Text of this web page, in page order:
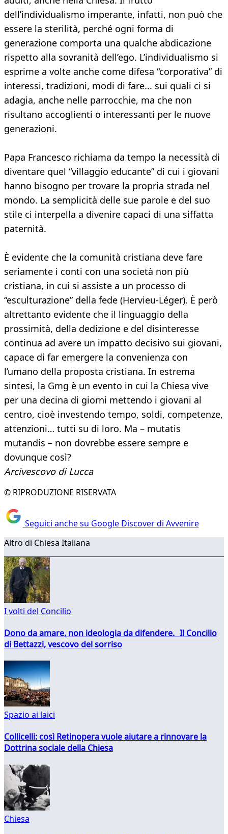
dell’individualismo imperante, infatti, non può che
essere la sterilità, perché ogni forma di
generazione comporta una qualche abdicazione
rispetto alla sovranità dell’ego. L’individualismo si
esprime a volte anche come difesa “corporativa” di
interessi, tradizioni, modi di fare... sui quali ci si
adagia, anche nelle parrocchie, ma che non
risultano accoglienti o interessanti per le nuove
generazioni.
Papa Francesco richiama da tempo la necessità di
diventare quel “villaggio educante” di cui i giovani
hanno bisogno per trovare la propria strada nel
mondo. La semplicità delle sue parole e del suo
stile ci interpella a divenire capaci di una siffatta
paternità.
È evidente che la comunità cristiana deve fare
seriamente i conti con una società non più
cristiana, in cui si assiste a un processo di
“esculturazione” della fede (Hervieu-Léger). È però
altrettanto evidente che il linguaggio della
prossimità, della dedizione e del disinteresse
continua ad avere un impatto decisivo sui giovani,
capace di far emergere la convenienza con
l’umano della proposta cristiana. In estrema
sintesi, la Gmg è un evento in cui la Chiesa vive
per una decina di giorni mettendo i giovani al
centro, cioè investendo tempo, soldi, competenze,
attenzioni… tutti su di loro. Ma – mutatis
mutandis – non dovrebbe essere sempre e
dovunque così?
Arcivescovo di Lucca
© RIPRODUZIONE RISERVATA
Seguici anche su Google Discover di Avvenire
Altro di Chiesa Italiana
I volti del Concilio
Dono da amare, non ideologia da difendere. Il Concilio
di Bettazzi, vescovo del sorriso
Spazio ai laici
Collicelli: così Retinopera vuole aiutare a rinnovare la
Dottrina sociale della Chiesa
Chiesa